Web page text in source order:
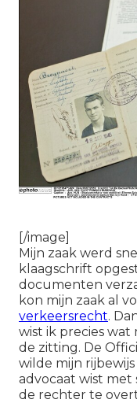
[/image]
Mijn zaak werd
klaagschrift
documenten
kon mijn zaak al
verkeersrecht.
wist ik precies
de zitting. De
wilde mijn
advocaat wist
de rechter te